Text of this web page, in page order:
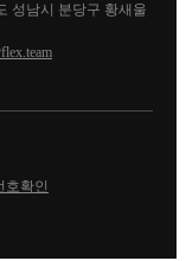
성남시 분당구 황새울
호확인